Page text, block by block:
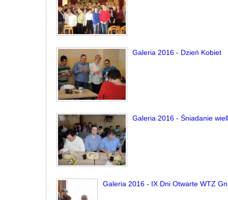
Galeria 2016 - Dzień Kobiet
Galeria 2016 - Śniadanie
Galeria 2016 - IX Dni Otwarte WTZ